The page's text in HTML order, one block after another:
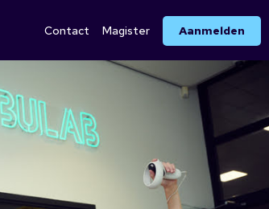
Contact Magister Aanmelden